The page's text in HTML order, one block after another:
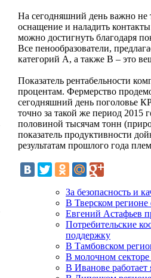
На сегодняшний день важно не
оснащение и наладить
можно достигнуть благодаря
Все пенообразователи,
категорий А, а также В – это
Показатель рентабельности
процентам. Фермерство
сегодняшний день поголовье
точно за такой же период 2015
половиной тысячам тонн
показатель продуктивности
результатам прошлого года
За безопасность и
В Тверском регионе
Евгений Астафьев
Потребительские
поддержку
В Тамбовском
В молочном секторе
В Иванове